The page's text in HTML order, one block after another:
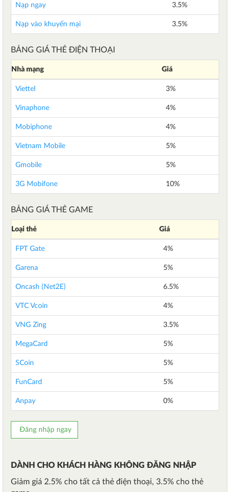
Nạp ngay 3.5%
Nạp vào khuyến mại 3.5%
BẢNG GIÁ THẺ ĐIỆN THOẠI
Nhà mạng Giá
Viettel 3%
Vinaphone 4%
Mobiphone 4%
Vietnam Mobile 5%
Gmobile 5%
3G Mobifone 10%
BẢNG GIÁ THẺ GAME
Loại thẻ Giá
FPT Gate 4%
Garena 5%
Oncash (Net2E) 6.5%
VTC Vcoin 4%
VNG Zing 3.5%
MegaCard 5%
SCoin 5%
FunCard 5%
Anpay 0%
Đăng nhập ngay
DÀNH CHO KHÁCH HÀNG KHÔNG ĐĂNG NHẬP
Giảm giá 2.5% cho tất cả thẻ điện thoại, 3.5% cho thẻ